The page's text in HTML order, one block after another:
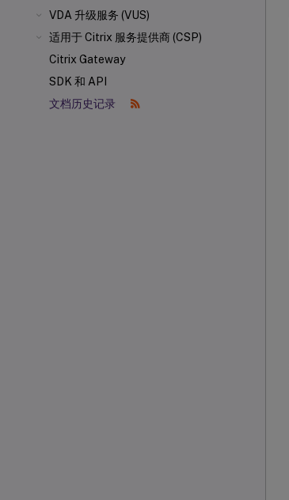
VDA 升级服务 (VUS)
适用于 Citrix 服务提供商 (CSP)
Citrix Gateway
SDK 和 API
文档历史记录